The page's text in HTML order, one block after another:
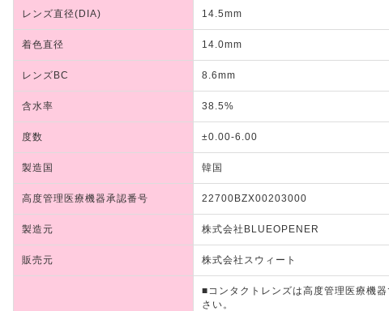
レンズ直径(DIA) 14.5mm
着色直径 14.0mm
レンズBC 8.6mm
含水率 38.5%
度数 ±0.00-6.00
製造国 韓国
高度管理医療機器承認番号 22700BZX00203000
製造元 株式会社BLUEOPENER
販売元 株式会社スウィート
■コンタクトレンズは高度管理医療機
さい。